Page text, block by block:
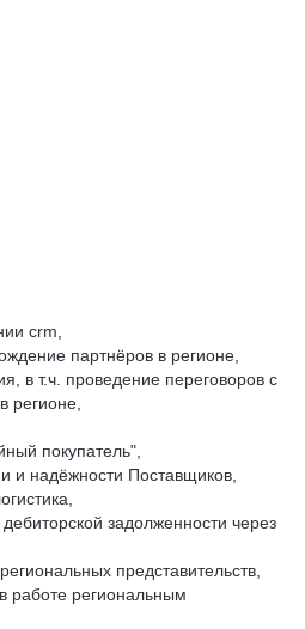
crm,
партнёров в регионе,
в т.ч. проведение переговоров с
регионе,
покупатель",
и надёжности Поставщиков,
задолженности через
представительств,
работе региональным